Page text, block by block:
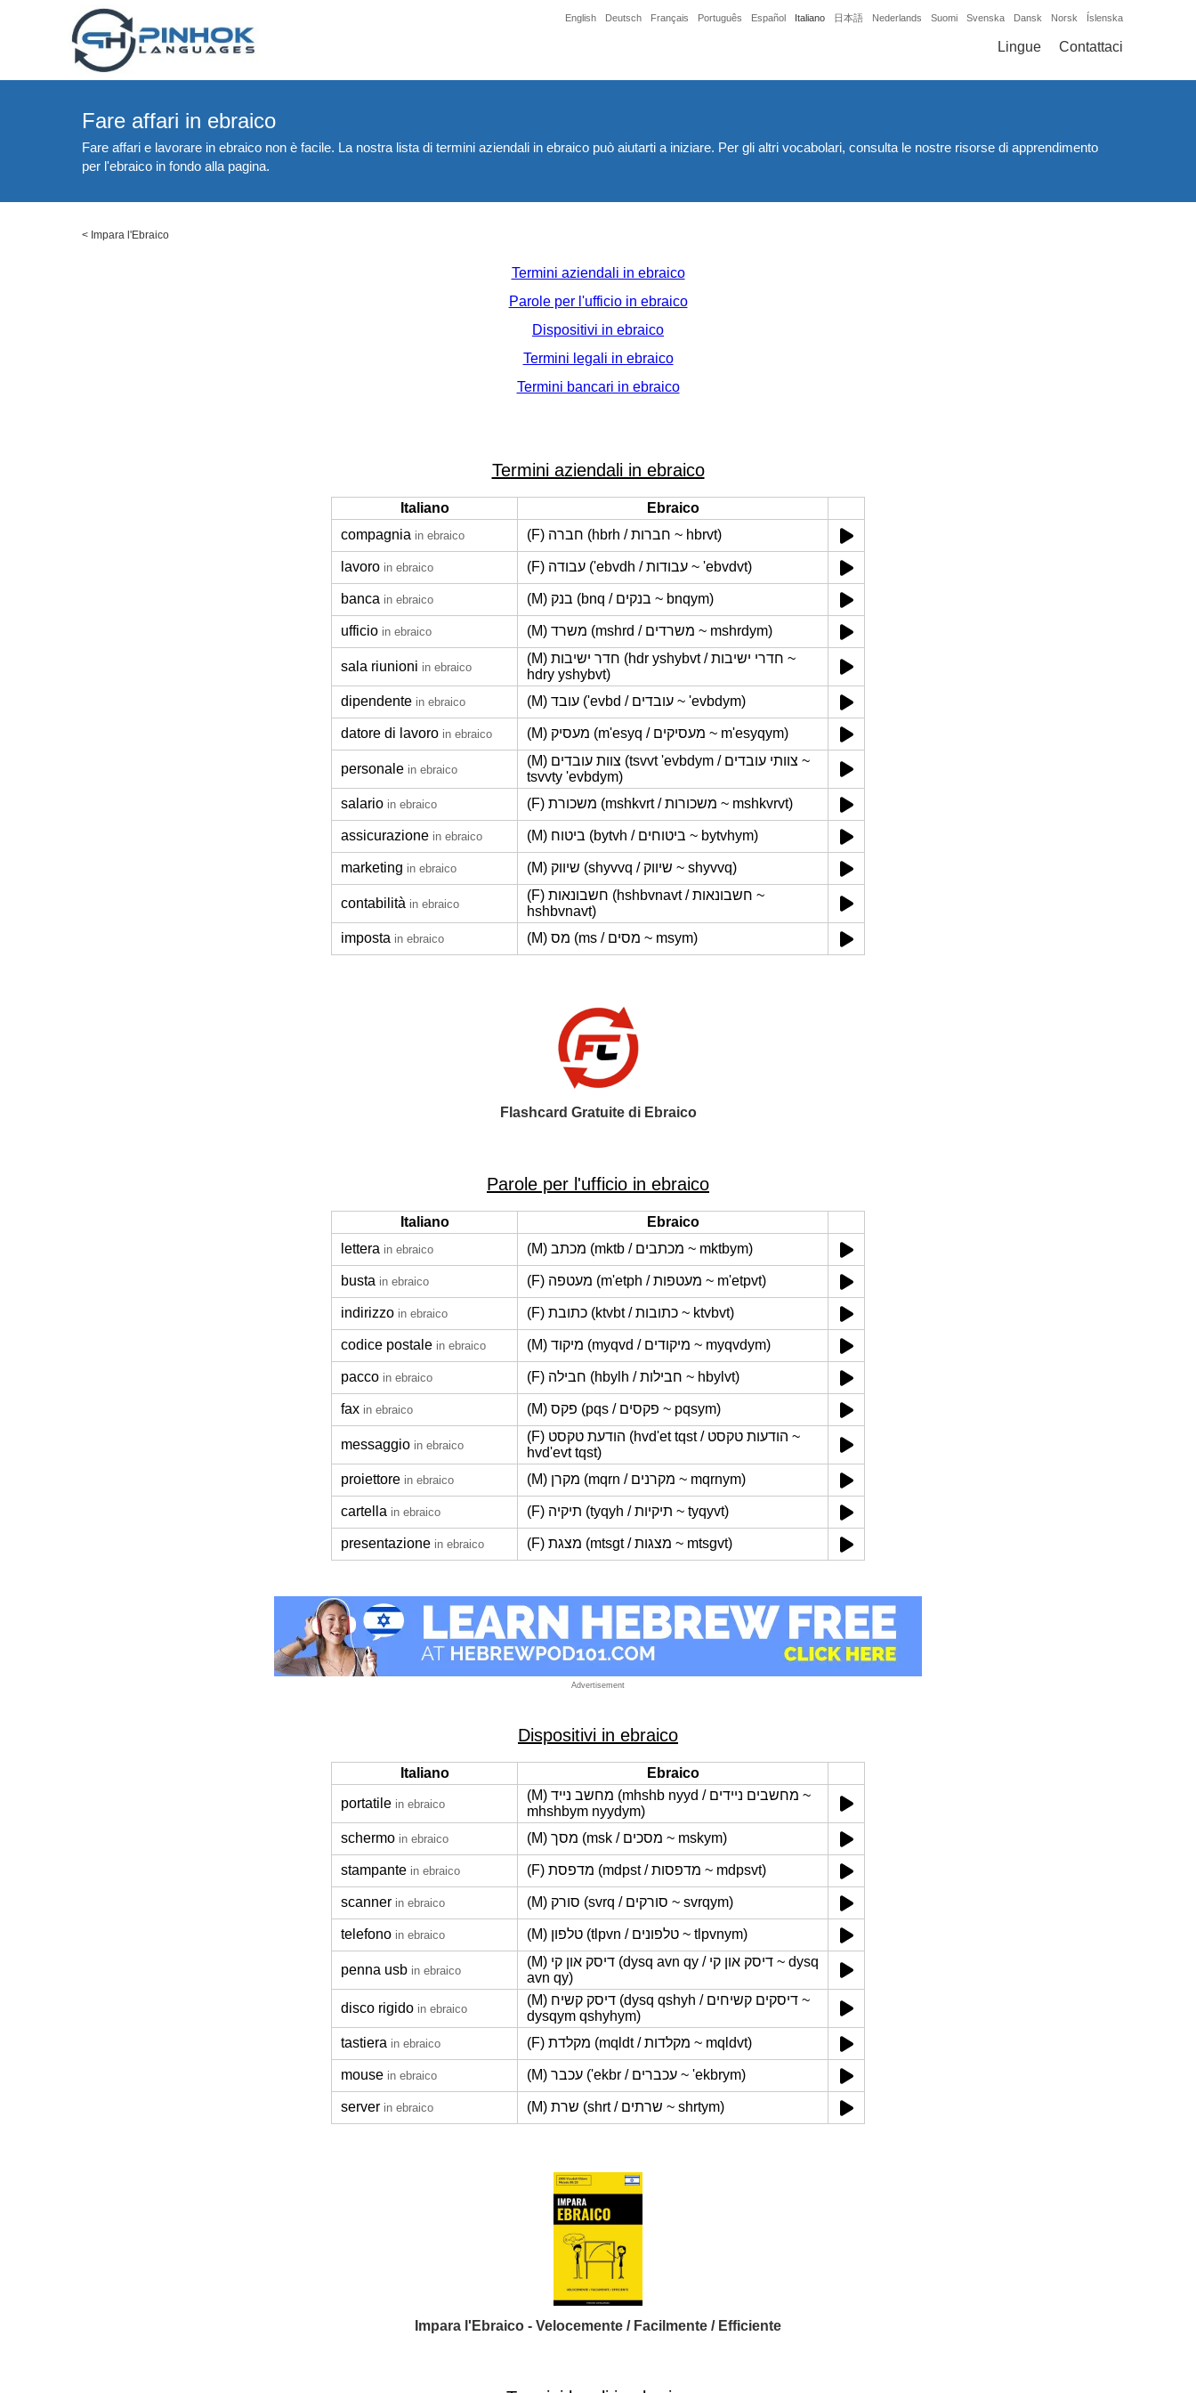
English Deutsch Français Português Español Italiano 日本語 Nederlands Suomi Svenska Dansk Norsk Íslenska
Lingue Contattaci
Fare affari in ebraico
Fare affari e lavorare in ebraico non è facile. La nostra lista di termini aziendali in ebraico può aiutarti a iniziare. Per gli altri vocabolari, consulta le nostre risorse di apprendimento
per l'ebraico in fondo alla pagina.
< Impara l'Ebraico
Termini aziendali in ebraico
Parole per l'ufficio in ebraico
Dispositivi in ebraico
Termini legali in ebraico
Termini bancari in ebraico
Termini aziendali in ebraico
Italiano
Ebraico
compagnia in ebraico (F) חברה (hbrh / חברות ~ hbrvt)
lavoro in ebraico (F) עבודה ('ebvdh / עבודות ~ 'ebvdvt)
banca in ebraico (M) בנק (bnq / בנקים ~ bnqym)
ufficio in ebraico (M) משרד (mshrd / משרדים ~ mshrdym)
sala riunioni in ebraico
(M) חדר ישיבות (hdr yshybvt / חדרי ישיבות ~
hdry yshybvt)
dipendente in ebraico (M) עובד ('evbd / עובדים ~ 'evbdym)
datore di lavoro in ebraico (M) מעסיק (m'esyq / מעסיקים ~ m'esyqym)
personale in ebraico
(M) צוות עובדים (tsvvt 'evbdym / צוותי עובדים ~
tsvvty 'evbdym)
salario in ebraico (F) משכורת (mshkvrt / משכורות ~ mshkvrvt)
assicurazione in ebraico (M) ביטוח (bytvh / ביטוחים ~ bytvhym)
marketing in ebraico (M) שיווק (shyvvq / שיווק ~ shyvvq)
contabilità in ebraico
(F) חשבונאות (hshbvnavt / חשבונאות ~
hshbvnavt)
imposta in ebraico (M) מס (ms / מסים ~ msym)
Flashcard Gratuite di Ebraico
Parole per l'ufficio in ebraico
Italiano
Ebraico
lettera in ebraico (M) מכתב (mktb / מכתבים ~ mktbym)
busta in ebraico (F) מעטפה (m'etph / מעטפות ~ m'etpvt)
indirizzo in ebraico (F) כתובת (ktvbt / כתובות ~ ktvbvt)
codice postale in ebraico (M) מיקוד (myqvd / מיקודים ~ myqvdym)
pacco in ebraico (F) חבילה (hbylh / חבילות ~ hbylvt)
fax in ebraico (M) פקס (pqs / פקסים ~ pqsym)
messaggio in ebraico
(F) הודעת טקסט (hvd'et tqst / הודעות טקסט ~
hvd'evt tqst)
proiettore in ebraico (M) מקרן (mqrn / מקרנים ~ mqrnym)
cartella in ebraico (F) תיקיה (tyqyh / תיקיות ~ tyqyvt)
presentazione in ebraico (F) מצגת (mtsgt / מצגות ~ mtsgvt)
Advertisement
Dispositivi in ebraico
Italiano
Ebraico
portatile in ebraico
(M) מחשב נייד (mhshb nyyd / מחשבים ניידים ~
mhshbym nyydym)
schermo in ebraico (M) מסך (msk / מסכים ~ mskym)
stampante in ebraico (F) מדפסת (mdpst / מדפסות ~ mdpsvt)
scanner in ebraico (M) סורק (svrq / סורקים ~ svrqym)
telefono in ebraico (M) טלפון (tlpvn / טלפונים ~ tlpvnym)
penna usb in ebraico
(M) דיסק און קי (dysq avn qy / דיסק און קי ~ dysq
avn qy)
disco rigido in ebraico
(M) דיסק קשיח (dysq qshyh / דיסקים קשיחים ~
dysqym qshyhym)
tastiera in ebraico (F) מקלדת (mqldt / מקלדות ~ mqldvt)
mouse in ebraico (M) עכבר ('ekbr / עכברים ~ 'ekbrym)
server in ebraico (M) שרת (shrt / שרתים ~ shrtym)
Impara l'Ebraico - Velocemente / Facilmente / Efficiente